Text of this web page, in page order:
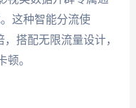
这种智能分流使
搭配无限流量设计，
。